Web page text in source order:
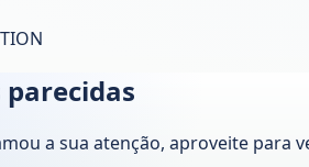
a sua atenção, aproveite para